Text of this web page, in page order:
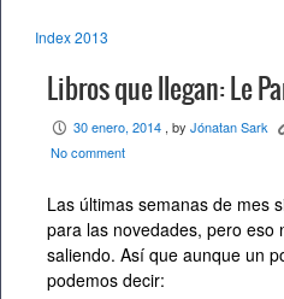
Index 2013
Libros que llegan: Le
P 30 enero, 2014 , by Jónatan Sark
No comment
Las últimas semanas de mes
para las novedades, pero eso
saliendo. Así que aunque un
podemos decir: